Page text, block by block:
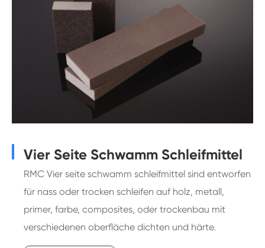
Vier Seite Schwamm Schleifmittel
RMC Vier seite schwamm schleifmittel sind entworfen
für nass oder trocken schleifen auf holz, metall,
primer, farbe, composites, oder trockenbau mit
verschiedenen oberfläche dichten und härte.